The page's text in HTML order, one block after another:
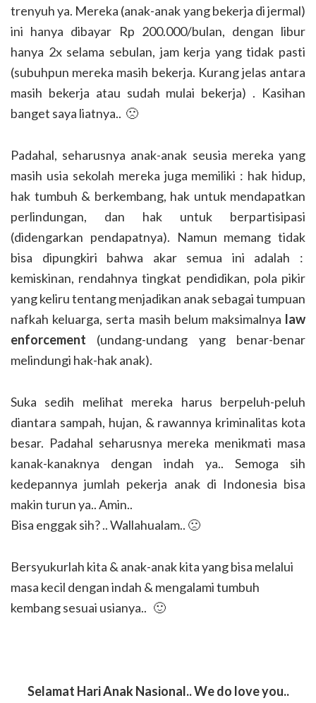
trenyuh ya. Mereka (anak-anak yang bekerja di jermal)
ini hanya dibayar Rp 200.000/bulan, dengan libur
hanya 2x selama sebulan, jam kerja yang tidak pasti
(subuhpun mereka masih bekerja. Kurang jelas antara
masih bekerja atau sudah mulai bekerja) . Kasihan
banget saya liatnya.. 🙁
Padahal, seharusnya anak-anak seusia mereka yang
masih usia sekolah mereka juga memiliki : hak hidup,
hak tumbuh & berkembang, hak untuk mendapatkan
perlindungan, dan hak untuk berpartisipasi
(didengarkan pendapatnya). Namun memang tidak
bisa dipungkiri bahwa akar semua ini adalah :
kemiskinan, rendahnya tingkat pendidikan, pola pikir
yang keliru tentang menjadikan anak sebagai tumpuan
nafkah keluarga, serta masih belum maksimalnya law
enforcement (undang-undang yang benar-benar
melindungi hak-hak anak).
Suka sedih melihat mereka harus berpeluh-peluh
diantara sampah, hujan, & rawannya kriminalitas kota
besar. Padahal seharusnya mereka menikmati masa
kanak-kanaknya dengan indah ya.. Semoga sih
kedepannya jumlah pekerja anak di Indonesia bisa
makin turun ya.. Amin..
Bisa enggak sih? .. Wallahualam.. 🙁
Bersyukurlah kita & anak-anak kita yang bisa melalui
masa kecil dengan indah & mengalami tumbuh
kembang sesuai usianya.. 🙂
Selamat Hari Anak Nasional.. We do love you..